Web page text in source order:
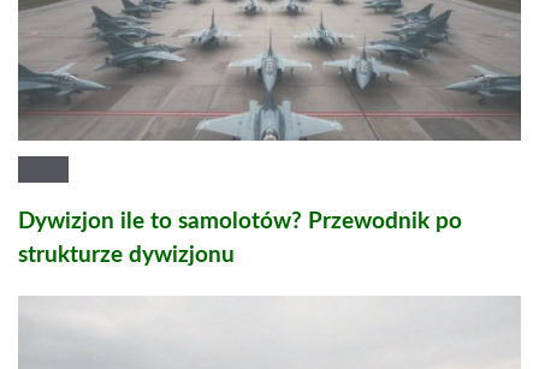
Dywizjon ile to samolotów? Przewodnik po
strukturze dywizjonu